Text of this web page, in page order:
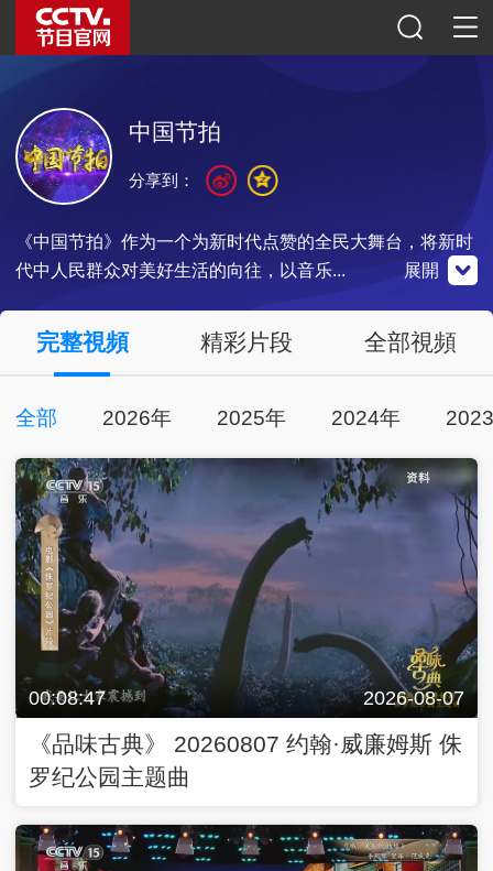
中国节拍
《中国节拍》作为一个为新时代点赞的全民大舞台，将新时
代中人民群众对美好生活的向往，以音乐...
央視影音
點擊下載
展開
分享到：
完整視頻 精彩片段 全部視頻
全部 2026年 2025年 2024年
00:08:47 2026-08-07
《品味古典》 20260807 约翰·威廉姆斯 侏
罗纪公园主题曲